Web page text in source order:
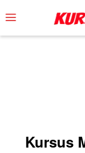
to
content
Mobile
Menu
Kursus